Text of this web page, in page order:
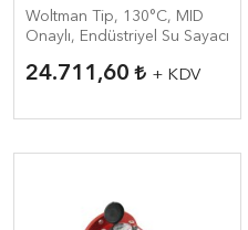
Woltman Tip, 130°C, MID
Onaylı, Endüstriyel Su Sayacı
24.711,60 + KDV